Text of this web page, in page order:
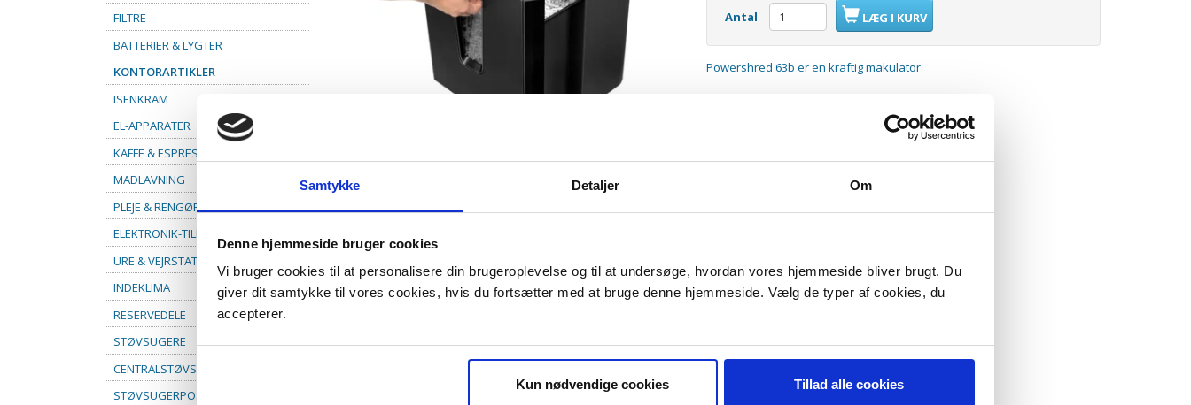
Samtykke Detaljer Om
Denne hjemmeside bruger cookies
Vi bruger cookies til at personalisere din brugeroplevelse og til at undersøge, hvordan vores hjemmeside bliver brugt. Du
giver dit samtykke til vores cookies, hvis du fortsætter med at bruge denne hjemmeside. Vælg de typer af cookies, du
accepterer.
Kun nødvendige cookies Tillad alle cookies
FILTRE
BATTERIER & LYGTER
KONTORARTIKLER
ISENKRAM
EL-APPARATER
KAFFE & ESPRESSO
MADLAVNING
PLEJE & RENGØRING
ELEKTRONIK-TILBEHØR
URE & VEJRSTATIONER
INDEKLIMA
RESERVEDELE
STØVSUGERE
CENTRALSTØVSUGER
STØVSUGERPOSER
Antal LÆG I KURV
Powershred 63b er en kraftig makulator